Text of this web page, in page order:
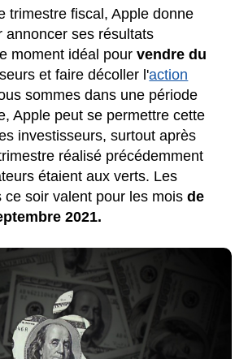
trimestre fiscal, Apple donne
annoncer ses résultats
moment idéal pourvendre du
et faire décoller l'action
sommes dans une période
Apple peut se permettre cette
investisseurs, surtout après
réalisé précédemment
étaient aux verts. Les
ce soir valent pour les moisde
2021.